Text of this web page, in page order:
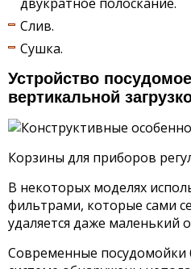
Слив.
Сушка.
Устройство
вертикальной
Корзины для приборов
В некоторых моделях
фильтрами, которые сами
удаляется даже маленький
Современные посудомойки